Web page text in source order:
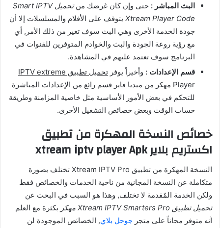
البث المباشر : حتى وإن كان غرضك من
تحميل Smart IPTV
Xtream Player Code يتوقف على الأفلام والمسلسلات إلا أن
جودة الخدمة الأخرى وهي البث سوف تغير من ذلك الأمر, أي
مع رؤية روعة الجودة والبث والخوادم المتوفرين للقنوات في
البرنامج سوف تعتمد عليهم في المشاهدة.
قسم الإعدادات : وأخيراً يوفر
تحميل تطبيق IPTV extreme
Player مهكر من ميديا فاير
قسم رائع من الإعدادات المباشرة
للتحكم في بعض الأمور الأساسية مثل خاصية المزامنة وطريقة
حساب الوقت وبعض خصائص التشغيل الأخرى.
خصائص النسخة المهكرة من تطبيق
اكستريم بلاير xtream iptv player Apk
النسخة المهكرة من تطبيق Xtream IPTV Pro تختلف بصورة
متكاملة عن النسخة المجانية من ناحية الخدمات والخصائص فقط
ولكن الخدمة المٌقدمة لا تختلف, وهذا هو السبب في البحث عن
تحميل تطبيق Xtream IPTV Smarters Pro مهكر
بكثرة مع العلم
أنه متوفر مجاناً على متجر جوجل بلاي, الخصائص الموجودة لن